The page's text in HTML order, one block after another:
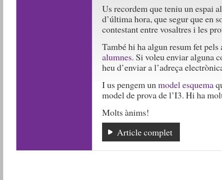
Us recordem que teniu un espai
d’última hora, que segur que en
contestant entre vosaltres i les
També hi ha algun resum fet
alumnes. Si voleu enviar alguna
heu d’enviar a l’adreça
I us pengem unmodel esquema
model de prova de l’I3. Hi ha
Molts ànims!
Article complet